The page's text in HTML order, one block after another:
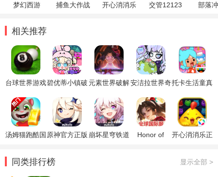
梦幻西游 捕鱼大作战 开心消消乐 交管12123 部落
相关推荐
台球世界游戏碧优蒂小镇破 元素世界破解安洁拉世界奇托卡生活童真
汤姆猫跑酷国 原神官方正版 崩坏星穹铁道
Honor of
开心消消乐正
同类排行榜 显示全部 >